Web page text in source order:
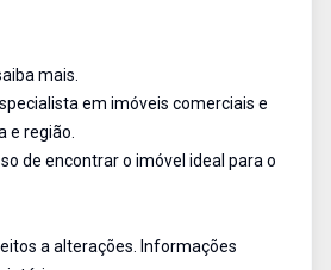
mais.
em imóveis comerciais e
e região.
de encontrar o imóvel ideal para o
a alterações. Informações